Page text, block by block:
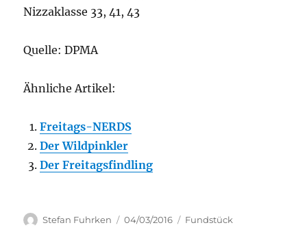
Nizzaklasse 33, 41, 43
Quelle: DPMA
Ähnliche Artikel:
Freitags-NERDS
Der Wildpinkler
Der Freitagsfindling
Author
Stefan Fuhrken
Posted
04/03/2016 Categories
Fundstück